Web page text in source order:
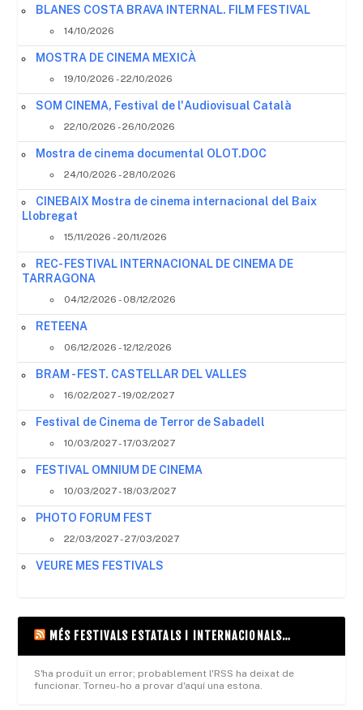
BLANES COSTA BRAVA INTERNAL. FILM FESTIVAL
14/10/2026
MOSTRA DE CINEMA MEXICÀ
19/10/2026 - 22/10/2026
SOM CINEMA, Festival de l'Audiovisual Català
22/10/2026 - 26/10/2026
Mostra de cinema documental OLOT.DOC
24/10/2026 - 28/10/2026
CINEBAIX Mostra de cinema internacional del Baix
Llobregat
15/11/2026 - 20/11/2026
REC- FESTIVAL INTERNACIONAL DE CINEMA DE
TARRAGONA
04/12/2026 - 08/12/2026
RETEENA
06/12/2026 - 12/12/2026
BRAM - FEST. CASTELLAR DEL VALLES
16/02/2027 - 19/02/2027
Festival de Cinema de Terror de Sabadell
10/03/2027 - 17/03/2027
FESTIVAL OMNIUM DE CINEMA
10/03/2027 - 18/03/2027
PHOTO FORUM FEST
22/03/2027 - 27/03/2027
VEURE MES FESTIVALS
MÉS FESTIVALS ESTATALS I INTERNACIONALS…
S'ha produït un error; probablement l'RSS ha deixat de
funcionar. Torneu-ho a provar d'aquí una estona.